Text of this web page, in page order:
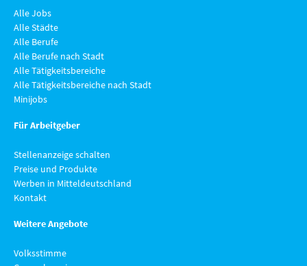
Alle Jobs
Alle Städte
Alle Berufe
Alle Berufe nach Stadt
Alle Tätigkeitsbereiche
Alle Tätigkeitsbereiche nach Stadt
Minijobs
Für Arbeitgeber
Stellenanzeige schalten
Preise und Produkte
Werben in Mitteldeutschland
Kontakt
Weitere Angebote
Volksstimme